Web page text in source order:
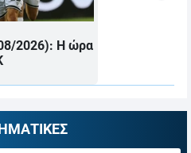
2026): Η ώρα